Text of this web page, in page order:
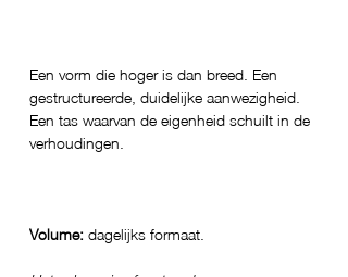
Een vorm die hoger is dan breed. Een
gestructureerde, duidelijke aanwezigheid.
Een tas waarvan de eigenheid schuilt in de
verhoudingen.
Volume: dagelijks formaat.